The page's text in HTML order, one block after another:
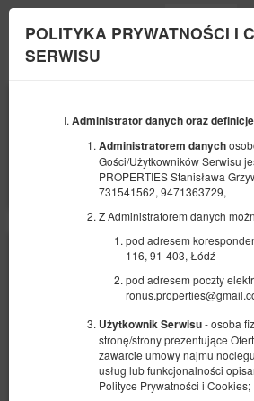
POLITYKA PRYWATNOŚCI I
SERWISU
Administrator danych oraz definicje
Administratorem danych
Gości/Użytkowników Serwisu
PROPERTIES Stanisława
731541562, 9471363729,
Z Administratorem danych
pod adresem
116, 91-403, Łódź
pod adresem poczty
Użytkownik Serwisu- osoba
stronę/strony prezentujące
zawarcie umowy najmu
usług lub funkcjonalności
Polityce Prywatności i Cookies;
SIERPNIA
09